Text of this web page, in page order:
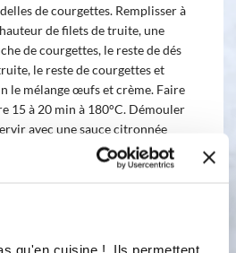
qu'en cuisine ! Ils permettent
de courgettes. Remplisser à
de filets de truite, une
de courgettes, le reste de dés
le reste de courgettes et
le mélange œufs et crème. Faire
15 à 20 min à 180°C. Démouler
avec une sauce citronnée
crème et un filet de